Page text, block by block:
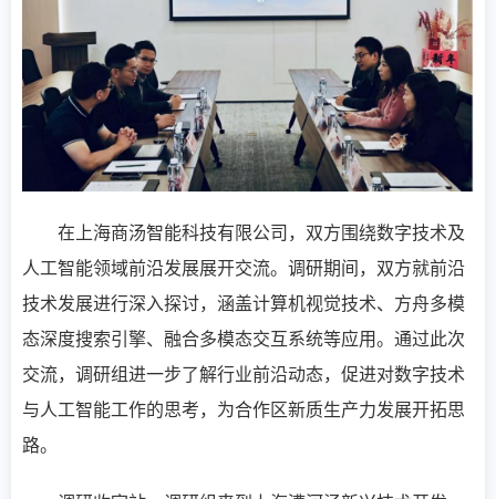
在上海商汤智能科技有限公司，双方围绕数字技术及
人工智能领域前沿发展展开交流。调研期间，双方就前沿
技术发展进行深入探讨，涵盖计算机视觉技术、方舟多模
态深度搜索引擎、融合多模态交互系统等应用。通过此次
交流，调研组进一步了解行业前沿动态，促进对数字技术
与人工智能工作的思考，为合作区新质生产力发展开拓思
路。